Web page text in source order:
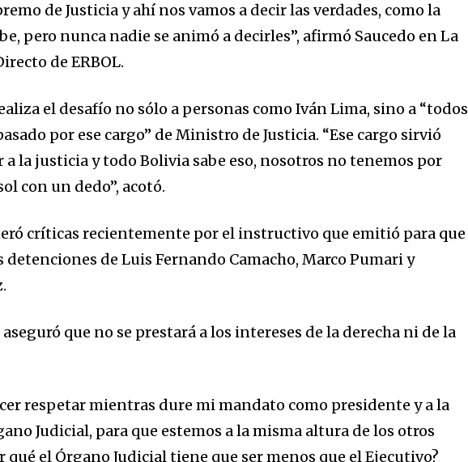
de Justicia y ahí nos vamos a decir las verdades, como la
pero nunca nadie se animó a decirles”, afirmó Saucedo en La
de ERBOL.
el desafío no sólo a personas como Iván Lima, sino a “todos
por ese cargo” de Ministro de Justicia. “Ese cargo sirvió
a la justicia y todo Bolivia sabe eso, nosotros no tenemos por
con un dedo”, acotó.
críticas recientemente por el instructivo que emitió para que
detenciones de Luis Fernando Camacho, Marco Pumari y
que no se prestará a los intereses de la derecha ni de la
respetar mientras dure mi mandato como presidente y a la
Judicial, para que estemos a la misma altura de los otros
qué el Órgano Judicial tiene que ser menos que el Ejecutivo?